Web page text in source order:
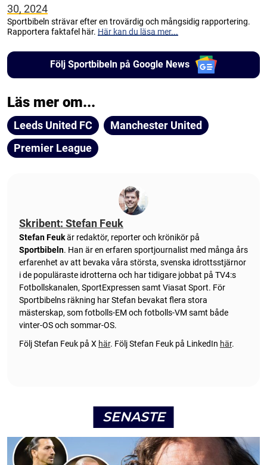
30, 2024
Sportbibeln strävar efter en trovärdig och mångsidig rapportering.
Rapportera faktafel här. Här kan du läsa mer...
Följ Sportbibeln på Google News
Läs mer om...
Leeds United FC
Manchester United
Premier League
Skribent: Stefan Feuk
Stefan Feukär redaktör, reporter och krönikör på
Sportbibeln. Han är en erfaren sportjournalist med många års
erfarenhet av att bevaka våra största, svenska idrottsstjärnor
i de populäraste idrotterna och har tidigare jobbat på TV4:s
Fotbollskanalen, SportExpressen samt Viasat Sport. För
Sportbibelns räkning har Stefan bevakat flera stora
mästerskap, som fotbolls-EM och fotbolls-VM samt både
vinter-OS och sommar-OS.
Följ Stefan Feuk på X här. Följ Stefan Feuk på LinkedIn här.
SENASTE